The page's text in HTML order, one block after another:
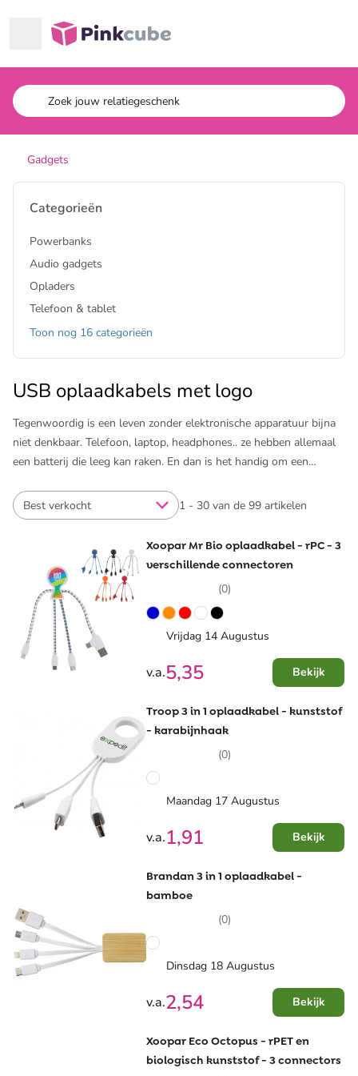
Pinkcube
Gadgets
Categorieën
Powerbanks
Audio gadgets
Opladers
Telefoon & tablet
Toon nog 16 categorieën
USB oplaadkabels met logo
Tegenwoordig is een leven zonder elektronische apparatuur bijna
niet denkbaar. Telefoon, laptop, headphones.. ze hebben allemaal
een batterij die leeg kan raken. En dan is het handig om een
Pinkcube en je hebt een hele praktische giveaway voor
medewerkers, klanten of relaties. De USB oplaadkabels zijn zeer
compact. Kies voor een enkele kabel met USB type A, C, Micro
USB of Apple Lightning. Leer hier meer over op de pagina over de
verschillende soorten USB aansluitingen. Of nog makkelijker: een
combinatie van meerdere kabeltjes!
De USB oplaadkabels bedrukken we naar wens met logo in 1 of
meer kleuren. Per product zie je wat de mogelijkheden zijn. Op
zoek naar nog meer leuke gadgets? Bekijk dan de mogelijkheden
bedrukte powerbanks. Wat je ook
kiest: wij zorgen moeiteloos voor het mooiste resultaat.
1 - 30 van de 99 artikelen
Best verkocht
Xoopar Mr Bio oplaadkabel - rPC - 3
verschillende connectoren
(0)
Vrijdag 14 Augustus
v.a.5,35 Bekijk
Troop 3 in 1 oplaadkabel - kunststof
- karabijnhaak
(0)
Maandag 17 Augustus
v.a.1,91 Bekijk
Brandan 3 in 1 oplaadkabel -
bamboe
(0)
Dinsdag 18 Augustus
v.a.2,54 Bekijk
Xoopar Eco Octopus - rPET en
biologisch kunststof - 3 connectors